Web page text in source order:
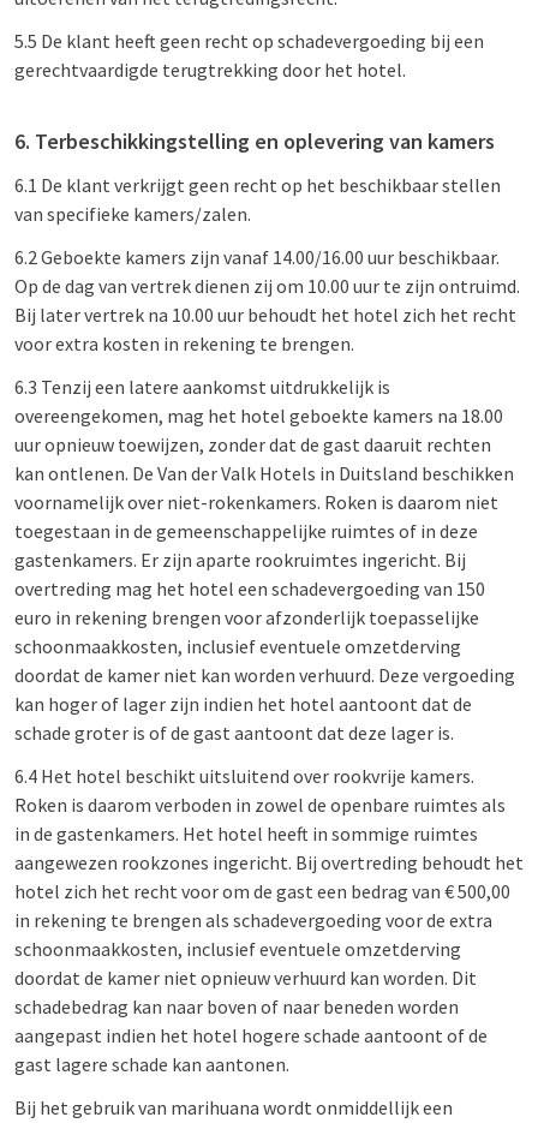
5.5 De klant heeft geen recht op schadevergoeding bij een
gerechtvaardigde terugtrekking door het hotel.
6. Terbeschikkingstelling en oplevering van kamers
6.1 De klant verkrijgt geen recht op het beschikbaar stellen
van specifieke kamers/zalen.
6.2 Geboekte kamers zijn vanaf 14.00/16.00 uur beschikbaar.
Op de dag van vertrek dienen zij om 10.00 uur te zijn ontruimd.
Bij later vertrek na 10.00 uur behoudt het hotel zich het recht
voor extra kosten in rekening te brengen.
6.3 Tenzij een latere aankomst uitdrukkelijk is
overeengekomen, mag het hotel geboekte kamers na 18.00
uur opnieuw toewijzen, zonder dat de gast daaruit rechten
kan ontlenen. De Van der Valk Hotels in Duitsland beschikken
voornamelijk over niet-rokenkamers. Roken is daarom niet
toegestaan in de gemeenschappelijke ruimtes of in deze
gastenkamers. Er zijn aparte rookruimtes ingericht. Bij
overtreding mag het hotel een schadevergoeding van 150
euro in rekening brengen voor afzonderlijk toepasselijke
schoonmaakkosten, inclusief eventuele omzetderving
doordat de kamer niet kan worden verhuurd. Deze vergoeding
kan hoger of lager zijn indien het hotel aantoont dat de
schade groter is of de gast aantoont dat deze lager is.
6.4 Het hotel beschikt uitsluitend over rookvrije kamers.
Roken is daarom verboden in zowel de openbare ruimtes als
in de gastenkamers. Het hotel heeft in sommige ruimtes
aangewezen rookzones ingericht. Bij overtreding behoudt het
hotel zich het recht voor om de gast een bedrag van € 500,00
in rekening te brengen als schadevergoeding voor de extra
schoonmaakkosten, inclusief eventuele omzetderving
doordat de kamer niet opnieuw verhuurd kan worden. Dit
schadebedrag kan naar boven of naar beneden worden
aangepast indien het hotel hogere schade aantoont of de
gast lagere schade kan aantonen.
Bij het gebruik van marihuana wordt onmiddellijk een